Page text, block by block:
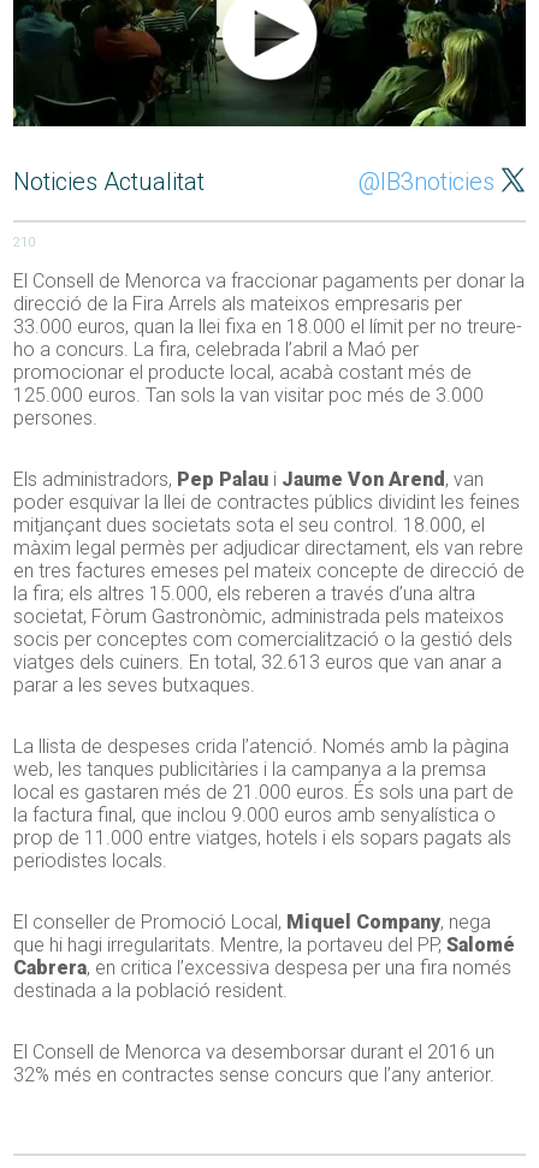
Noticies Actualitat @IB3noticies
210
El Consell de Menorca va fraccionar pagaments per donar la
direcció de la Fira Arrels als mateixos empresaris per
33.000 euros, quan la llei fixa en 18.000 el límit per no treure-
ho a concurs. La fira, celebrada l’abril a Maó per
promocionar el producte local, acabà costant més de
125.000 euros. Tan sols la van visitar poc més de 3.000
persones.
Els administradors, Pep Palau i Jaume Von Arend , van
poder esquivar la llei de contractes públics dividint les feines
mitjançant dues societats sota el seu control. 18.000, el
màxim legal permès per adjudicar directament, els van rebre
en tres factures emeses pel mateix concepte de direcció de
la fira; els altres 15.000, els reberen a través d’una altra
societat, Fòrum Gastronòmic, administrada pels mateixos
socis per conceptes com comercialització o la gestió dels
viatges dels cuiners. En total, 32.613 euros que van anar a
parar a les seves butxaques.
La llista de despeses crida l’atenció. Només amb la pàgina
web, les tanques publicitàries i la campanya a la premsa
local es gastaren més de 21.000 euros. És sols una part de
la factura final, que inclou 9.000 euros amb senyalística o
prop de 11.000 entre viatges, hotels i els sopars pagats als
periodistes locals.
El conseller de Promoció Local, Miquel Company, nega
que hi hagi irregularitats. Mentre, la portaveu del PP,Salomé
Cabrera, en critica l’excessiva despesa per una fira només
destinada a la població resident.
El Consell de Menorca va desemborsar durant el 2016 un
32% més en contractes sense concurs que l’any anterior.